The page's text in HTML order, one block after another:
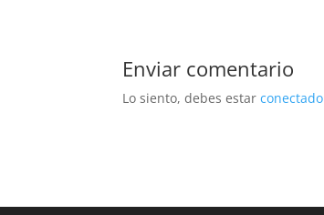
Enviar comentario
Lo siento, debes estarconectado